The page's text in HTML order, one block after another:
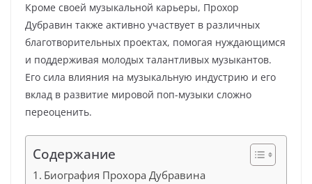
Кроме своей музыкальной карьеры, Прохор
Дубравин также активно участвует в различных
благотворительных проектах, помогая нуждающимся
и поддерживая молодых талантливых музыкантов.
Его сила влияния на музыкальную индустрию и его
вклад в развитие мировой поп-музыки сложно
переоценить.
Содержание
Биография Прохора Дубравина